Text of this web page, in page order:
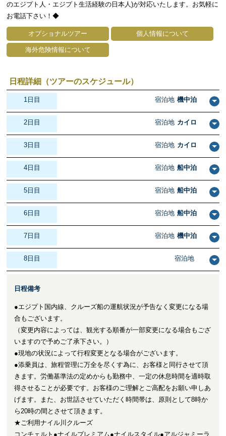
のエジプト人・エジプト生活経験の日本人)が対応いたします。お気軽に
お電話下さい！◆
オプショナルツアー 個人情報について
海外危険情報について
日程詳細（ツアーのスケジュール）
1日目 宿泊地 機中泊
2日目 宿泊地 カイロ
3日目 宿泊地 カイロ
4日目 宿泊地 船中泊
5日目 宿泊地 船中泊
6日目 宿泊地 船中泊
7日目 宿泊地 機中泊
8日目 宿泊地
日程備考
●エジプト国内線、クルーズ船の運航状況が予告なく変更になる場
合もございます。
（変更内容によっては、観光する順番が一部変更になる場合もござ
いますので予めご了承下さい。）
●現地の状況によって行程変更となる場合がございます。
●添乗員は、旅程管理に万全を尽くす為に、お客様と同行させて頂
きます。労働基準法の定めからも勤務中、一定の休息時間を適時取
得させることが必要です。お客様のご理解とご高配をお願い申しあ
げます。また、お世話させていただく時間帯は、原則として8時か
ら20時の間とさせて頂きます。
★ご利用ナイル川クルーズ
コンチェルト●ナイルプレミアム●ナイルスタイル●アルジャミーラ